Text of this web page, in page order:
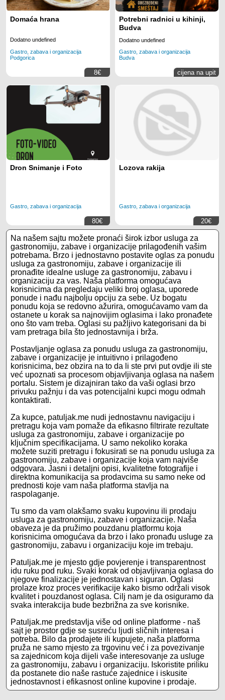
Domaća hrana
Dodatno undefined
Gastro, zabava i organizacija
Podgorica
8€
Potrebni radnici u kihinji,
Budva
Dodatno undefined
Gastro, zabava i organizacija
Budva
cijena na upit
Dron Snimanje i Foto
Gastro, zabava i organizacija
80€
Lozova rakija
Gastro, zabava i organizacija
20€
Na našem sajtu možete pronaći širok izbor usluga za
gastronomiju, zabave i organizacije prilagođenih vašim
potrebama. Brzo i jednostavno postavite oglas za ponudu
usluga za gastronomiju, zabave i organizacije ili
pronađite idealne usluge za gastronomiju, zabavu i
organizaciju za vas. Naša platforma omogućava
korisnicima da pregledaju veliki broj oglasa, uporede
ponude i nađu najbolju opciju za sebe. Uz bogatu
ponudu koja se redovno ažurira, omogućavamo vam da
ostanete u korak sa najnovijim oglasima i lako pronađete
ono što vam treba. Oglasi su pažljivo kategorisani da bi
vam pretraga bila što jednostavnija i brža.
Postavljanje oglasa za ponudu usluga za gastronomiju,
zabave i organizacije je intuitivno i prilagođeno
korisnicima, bez obzira na to da li ste prvi put ovdje ili ste
već upoznati sa procesom objavljivanja oglasa na našem
portalu. Sistem je dizajniran tako da vaši oglasi brzo
privuku pažnju i da vas potencijalni kupci mogu odmah
kontaktirati.
Za kupce, patuljak.me nudi jednostavnu navigaciju i
pretragu koja vam pomaže da efikasno filtrirate rezultate
usluga za gastronomiju, zabave i organizacije po
ključnim specifikacijama. U samo nekoliko koraka
možete suziti pretragu i fokusirati se na ponudu usluga za
gastronomiju, zabave i organizacije koja vam najviše
odgovara. Jasni i detaljni opisi, kvalitetne fotografije i
direktna komunikacija sa prodavcima su samo neke od
prednosti koje vam naša platforma stavlja na
raspolaganje.
Tu smo da vam olakšamo svaku kupovinu ili prodaju
usluga za gastronomiju, zabave i organizacije. Naša
obaveza je da pružimo pouzdanu platformu koja
korisnicima omogućava da brzo i lako pronađu usluge za
gastronomiju, zabavu i organizaciju koje im trebaju.
Patuljak.me je mjesto gdje povjerenje i transparentnost
idu ruku pod ruku. Svaki korak od objavljivanja oglasa do
njegove finalizacije je jednostavan i siguran. Oglasi
prolaze kroz proces verifikacije kako bismo održali visok
kvalitet i pouzdanost oglasa. Cilj nam je da osiguramo da
svaka interakcija bude bezbrižna za sve korisnike.
Patuljak.me predstavlja više od online platforme - naš
sajt je prostor gdje se susreću ljudi sličnih interesa i
potreba. Bilo da prodajete ili kupujete, naša platforma
pruža ne samo mjesto za trgovinu već i za povezivanje
sa zajednicom koja dijeli vaše interesovanje za usluge
za gastronomiju, zabavu i organizaciju. Iskoristite priliku
da postanete dio naše rastuće zajednice i iskusite
jednostavnost i efikasnost online kupovine i prodaje.